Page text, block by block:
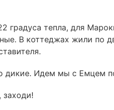
градуса тепла, для
В коттеджах жили по
дикие. Идем мы с Емцем